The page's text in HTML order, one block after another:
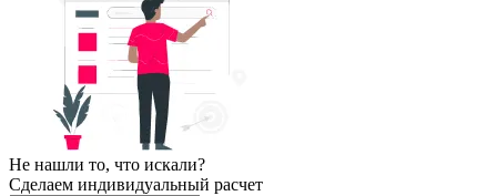
Не нашли то, что искали?
Сделаем индивидуальный расчет